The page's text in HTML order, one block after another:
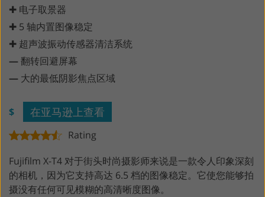
✚ 电子取景器
✚ 5 轴内置图像稳定
✚ 超声波振动传感器清洁系统
—翻转回避屏幕
— 大的最低阴影焦点区域
$ 在亚马逊上查看
Rating
Fujifilm X-T4 对于街头时尚摄影师来说是一款令人印象深刻
的相机，因为它支持高达 6.5 档的图像稳定。它使您能够拍
摄没有任何可见模糊的高清晰度图像。